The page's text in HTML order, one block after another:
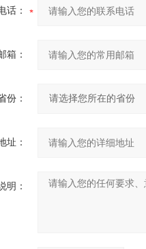
话：
箱：
份：
址：
明：